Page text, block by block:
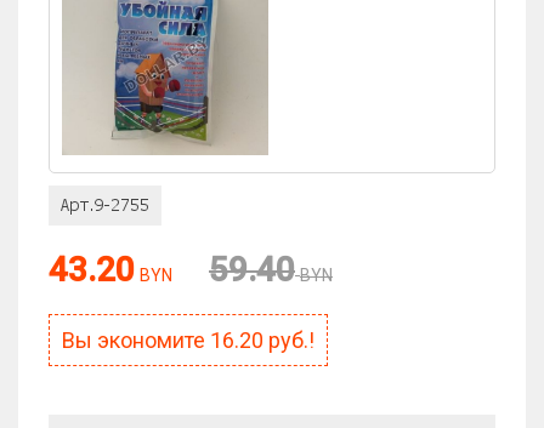
43.20 BYN 59.40 BYN
Вы экономите 16.20 руб.!